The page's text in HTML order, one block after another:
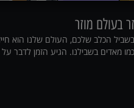
זר בעולם מוזר
בשביל הכלב שלכם, העולם שלנו הוא
כמו מאדים בשבילנו. הגיע הזמן לדבר